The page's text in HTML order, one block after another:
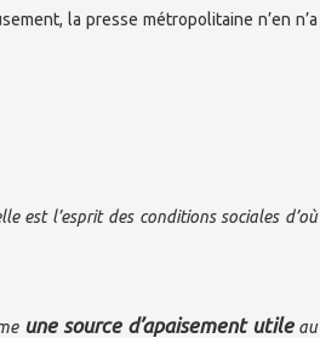
la presse métropolitaine n’en n’a
est l’esprit des conditions sociales d’où
une source d’apaisement utileau